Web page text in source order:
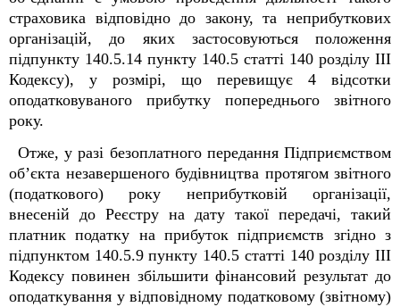
страховика відповідно до закону, та неприбуткових
організацій, до яких застосовуються положення
підпункту 140.5.14 пункту 140.5 статті 140 розділу ІІІ
Кодексу), у розмірі, що перевищує 4 відсотки
оподатковуваного прибутку попереднього звітного
року.
Отже, у разі безоплатного передання Підприємством
об’єкта незавершеного будівництва протягом звітного
(податкового) року неприбутковій організації,
внесеній до Реєстру на дату такої передачі, такий
платник податку на прибуток підприємств згідно з
підпунктом 140.5.9 пункту 140.5 статті 140 розділу ІІІ
Кодексу повинен збільшити фінансовий результат до
оподаткування у відповідному податковому (звітному)